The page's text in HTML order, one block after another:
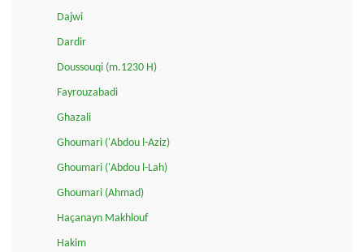
Dajwi
Dardir
Doussouqi (m.1230 H)
Fayrouzabadi
Ghazali
Ghoumari ('Abdou l-Aziz)
Ghoumari ('Abdou l-Lah)
Ghoumari (Ahmad)
Haçanayn Makhlouf
Hakim